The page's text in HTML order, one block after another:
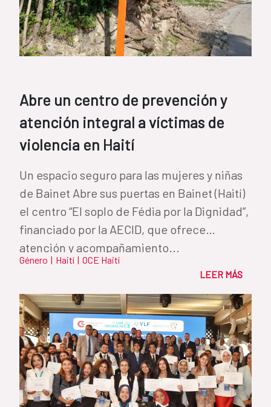
Abre un centro de prevención y
atención integral a víctimas de
violencia en Haití
Un espacio seguro para las mujeres y niñas
de Bainet Abre sus puertas en Bainet (Haití)
el centro “El soplo de Fédia por la Dignidad”,
financiado por la AECID, que ofrece
atención y acompañamiento...
Género | Haití | OCE Haití
LEER MÁS